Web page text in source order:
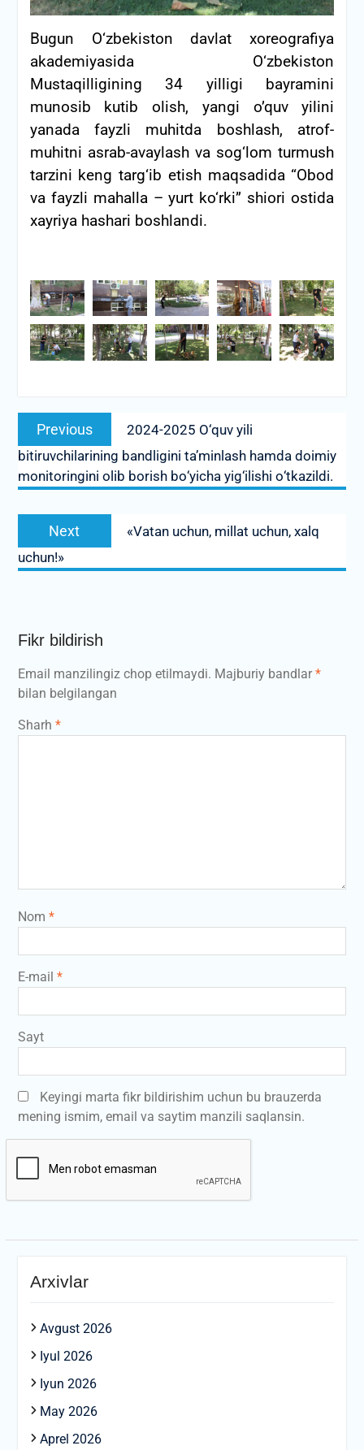
Bugun O‘zbekiston davlat xoreografiya
akademiyasida O‘zbekiston
Mustaqilligining 34 yilligi bayramini
munosib kutib olish, yangi o’quv yilini
yanada fayzli muhitda boshlash, atrof-
muhitni asrab-avaylash va sog‘lom turmush
tarzini keng targ‘ib etish maqsadida “Obod
va fayzli mahalla – yurt ko‘rki” shiori ostida
xayriya hashari boshlandi.
Post
menyusi
Previous
post:
2024-2025 О‘quv yili
bitiruvchilarining bandligini ta’minlash hamda doimiy
monitoringini olib borish bо‘yicha yig‘ilishi о‘tkazildi.
Next
post:
«Vatan uchun, millat uchun, xalq
uchun!»
Fikr bildirish
Email manzilingiz chop etilmaydi. Majburiy bandlar*
bilan belgilangan
Sharh *
Nom *
E-mail *
Sayt
Keyingi marta fikr bildirishim uchun bu brauzerda
mening ismim, email va saytim manzili saqlansin.
Arxivlar
Avgust 2026
Iyul 2026
Iyun 2026
May 2026
Aprel 2026